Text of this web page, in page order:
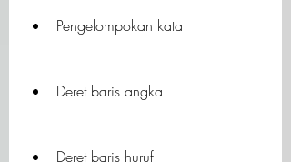
Pengelompokan kata
Deret baris angka
Deret baris huruf